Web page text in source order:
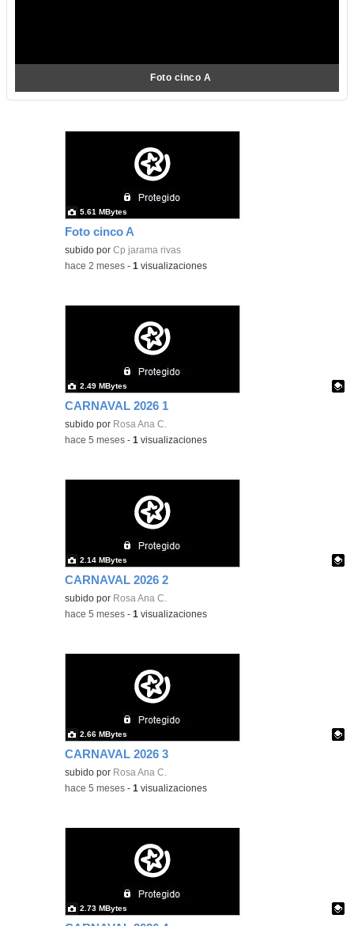
Foto cinco A
Foto cinco A
subido porCp jarama rivas
5.61 MBytes
-hace 2 meses -1 visualizaciones
CARNAVAL 2026 1
Contenido educativo.
subido por Rosa Ana C.
2.49 MBytes
-hace 5 meses -1 visualizaciones
CARNAVAL 2026 2
Contenido educativo.
subido por Rosa Ana C.
2.14 MBytes
-hace 5 meses -1 visualizaciones
CARNAVAL 2026 3
Contenido educativo.
subido por Rosa Ana C.
2.66 MBytes
-hace 5 meses -1 visualizaciones
2.73 MBytes